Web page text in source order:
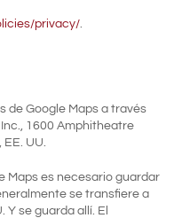
privacy/.
de Google Maps a través
1600 Amphitheatre
UU.
Maps es necesario guardar
se transfiere a
Y se guarda allí. El